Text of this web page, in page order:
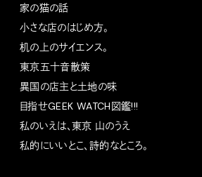
家の猫の話
小さな店のはじめ方。
机の上のサイエンス。
東京五十音散策
異国の店主と土地の味
目指せGEEK WATCH図鑑!!!
私のいえは、東京 山のうえ
私的にいいとこ、詩的なところ。